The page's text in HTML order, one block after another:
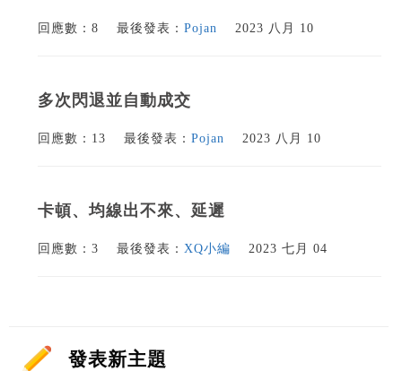
回應數：8 最後發表： Pojan 2023 八月 10
多次閃退並自動成交
回應數：13 最後發表： Pojan 2023 八月 10
卡頓、均線出不來、延遲
回應數：3 最後發表： XQ小編 2023 七月 04
發表新主題